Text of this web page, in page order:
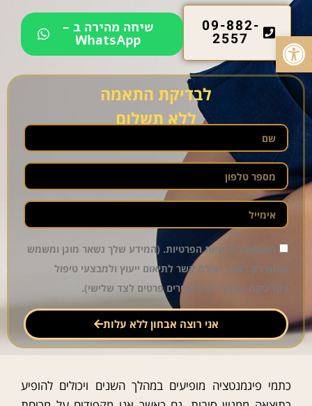
פתח סרגל נגישות
09-882-
2557
שיחה מהירה ב -
WhatsApp
לבדיקת התאמה
ללא תשלום
הסכמה למדיניות הפרטיות. (המידע שלך נשאר מוגן ומשמש
אותנו רק לצורך יצירת קשר לתיאום ייעוץ ולמבצעי טיפול
בקליניקה. אנחנו לא מעבירים פרטים לצד שלישי).
אני רוצה אבחון ללא עלות
כתמי פיגמנטציה מופיעים במהלך השנים ויכולים להופיע